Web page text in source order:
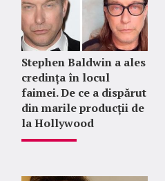
Stephen Baldwin a ales
credința în locul
faimei. De ce a dispărut
din marile producții de
la Hollywood